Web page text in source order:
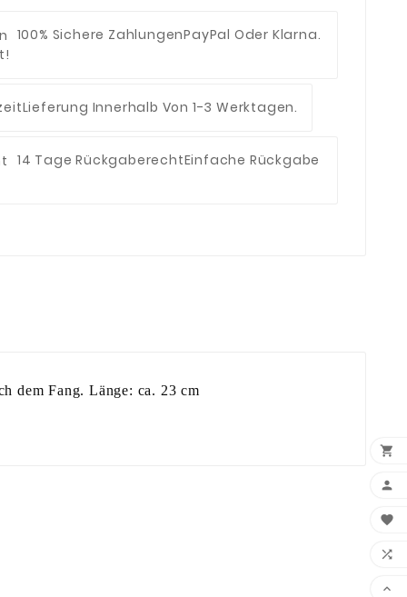
100% Sichere ZahlungenPayPal Oder Klarna.
Lieferung Innerhalb Von 1-3 Werktagen.
14 Tage RückgaberechtEinfache Rückgabe
dem Fang. Länge: ca. 23 cm




